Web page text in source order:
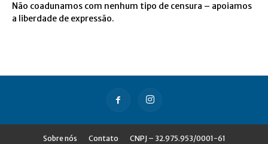
Não coadunamos com nenhum tipo de censura – apoiamos
a liberdade de expressão.
Sobre nós Contato CNPJ – 32.975.953/0001-61